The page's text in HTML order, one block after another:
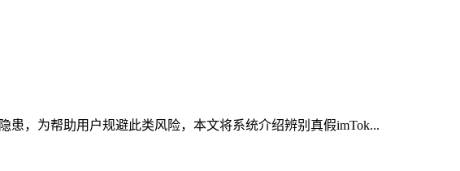
患，为帮助用户规避此类风险，本文将系统介绍辨别真假imTok...